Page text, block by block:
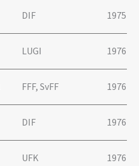
DIF 1975
LUGI 1976
FFF, SvFF 1976
DIF 1976
UFK 1976